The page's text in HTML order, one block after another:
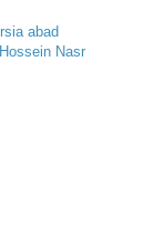
abad
Nasr